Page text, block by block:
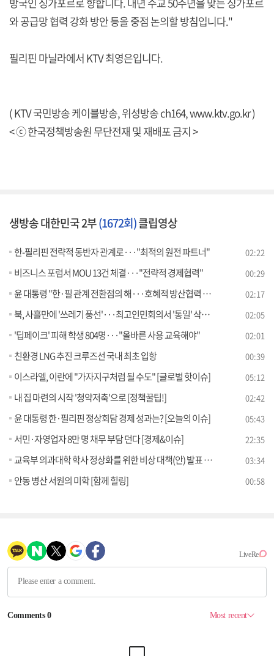
와 공급망 협력 강화 방안 등을 중점 논의할 방침입니다."
필리핀 마닐라에서 KTV 최영은입니다.
( KTV 국민방송 케이블방송, 위성방송 ch164,www.ktv.go.kr)
< ⓒ 한국정책방송원 무단전재 및 재배포 금지 >
생방송 대한민국 2부(1672회)클립영상
한-필리핀 전략적 동반자 관계로···"최적의 원전 파트너" 02:22
비즈니스 포럼서 MOU 13건 체결···"전략적 경제협력" 00:29
윤 대통령 "한·필 관계 전환점의 해···호혜적 방산협력 추진" 02:17
북, 사흘만에 '쓰레기 풍선'···최고인민회의서 '통일' 삭제할 듯 02:05
'딥페이크' 피해 학생 804명···"올바른 사용 교육해야" 02:01
친환경 LNG 추진 크루즈선 국내 최초 입항 00:39
이스라엘, 이란에 "가자지구처럼 될 수도" [글로벌 핫이슈] 05:12
내 집 마련의 시작 '청약저축'으로 [정책꿀팁!] 02:42
윤 대통령 한·필리핀 정상회담 경제 성과는? [오늘의 이슈] 05:43
서민·자영업자 8만 명 채무 부담 던다 [경제&이슈] 22:35
교육부 의과대학 학사 정상화를 위한 비상 대책(안) 발표 (10.06) [브리핑 인사이트] 03:34
안동 병산 서원의 미학 [함께 힐링] 00:58